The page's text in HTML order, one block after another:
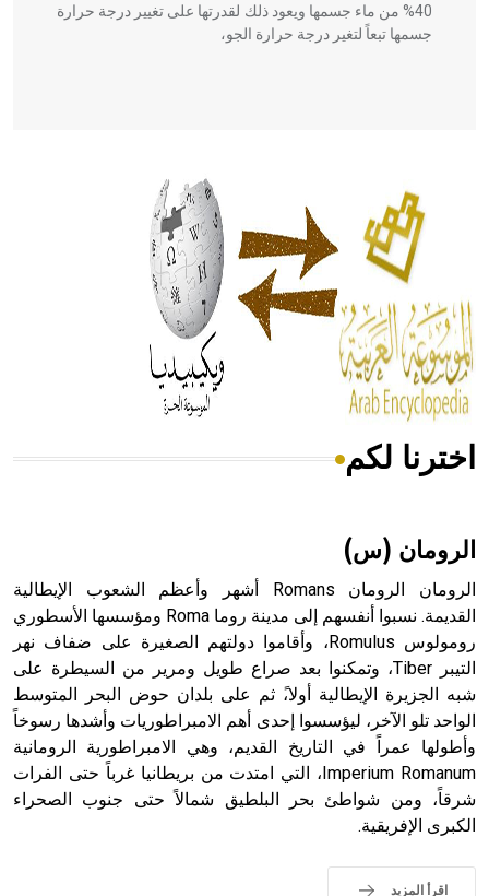
40% من ماء جسمها ويعود ذلك لقدرتها على تغيير درجة حرارة
جسمها تبعاً لتغير درجة حرارة الجو،
الحكم، الأدلة، تنظيم التغذية، ورسالته في جروح الرأس. ويعود
له الفضل بأنه حرر الطب من الدين والفلسفة.
- هل تعلم أن المرجان إفراز حيواني يتكون في البحر ويتركب
من مادة كربونات الكلسيوم، وهو أحمر أو شديد الحمرة وهو
أجود أنواعه، ويمتاز بكبر الحجم ويسمى الش
هل تعلم أن الأبسيد كلمة فرنسية اللفظ تم اعتمادها مصطلحاً
- هل تعلم أن أبجر Abgar اسم معروف جيداً يعود إلى عدد من
الملوك الذين حكموا مدينة إديسا (الرها) من أبجر الأول وحتى
التاسع، وهم ينتسبون إلى أسرة أوسروين
- هل تعلم أن الأبجدية الكنعانية تتألف من /22/ علامة كتابية
sign تكتب منفصلة غير متصلة، وتعتمد المبدأ الأكوروفوني،
اخترنا لكم
الرومان (س)
الرومان الرومان Romans أشهر وأعظم الشعوب الإيطالية
القديمة. نسبوا أنفسهم إلى مدينة روما Roma ومؤسسها الأسطوري
رومولوس Romulus، وأقاموا دولتهم الصغيرة على ضفاف نهر
التيبر Tiber، وتمكنوا بعد صراع طويل ومرير من السيطرة على
شبه الجزيرة الإيطالية أولا،ً ثم على بلدان حوض البحر المتوسط
الواحد تلو الآخر، ليؤسسوا إحدى أهم الامبراطوريات وأشدها رسوخاً
وأطولها عمراً في التاريخ القديم، وهي الامبراطورية الرومانية
Imperium Romanum، التي امتدت من بريطانيا غرباً حتى الفرات
شرقاً، ومن شواطئ بحر البلطيق شمالاً حتى جنوب الصحراء
الكبرى الإفريقية.
اقرأ المزيد